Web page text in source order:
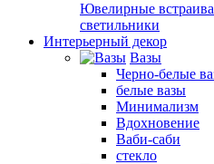
Ювелирные
светильники
Интерьерный декор
Вазы
Черно-белые
белые вазы
Минимализм
Вдохновение
Ваби-саби
стекло